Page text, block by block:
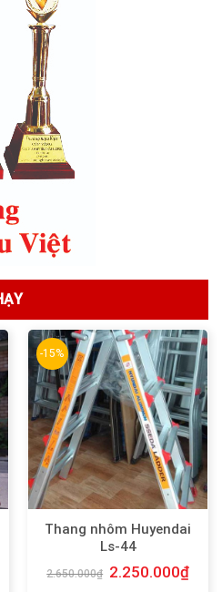
-15%
Thang nhôm Huyendai
Ls-44
2.650.000₫ 2.250.000₫